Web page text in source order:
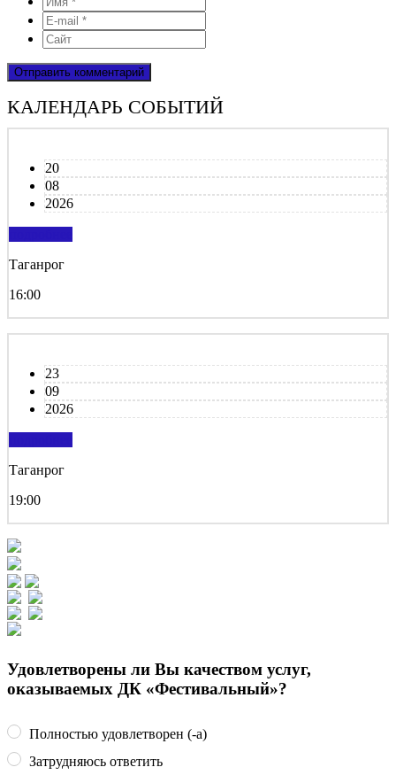
КАЛЕНДАРЬ СОБЫТИЙ
20
08
2026
Таганрог
16:00
23
09
2026
Таганрог
19:00
Удовлетворены ли Вы качеством услуг,
оказываемых ДК «Фестивальный»?
Полностью удовлетворен (-а)
Затрудняюсь ответить